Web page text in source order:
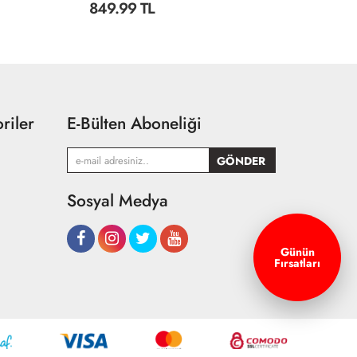
749.99 TL
E-Bülten Aboneliği
Sosyal Medya
Günün
Fırsatları